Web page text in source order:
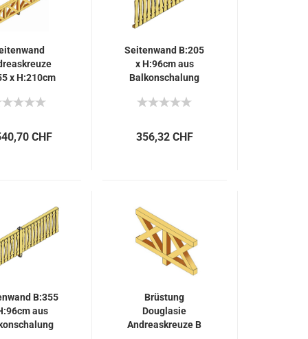
x H:210cm
CHF
Seitenwand B:205
x H:96cm aus
Balkonschalung
356,32 CHF
B:355
aus
Brüstung
Douglasie
Andreaskreuze B